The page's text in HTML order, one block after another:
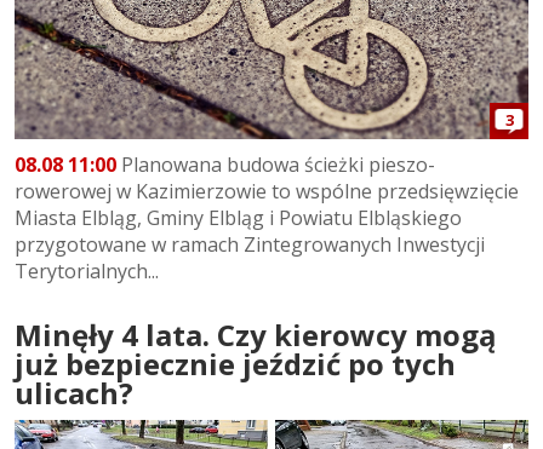
3
08.08 11:00 Planowana budowa ścieżki pieszo-
rowerowej w Kazimierzowie to wspólne przedsięwzięcie
Miasta Elbląg, Gminy Elbląg i Powiatu Elbląskiego
przygotowane w ramach Zintegrowanych Inwestycji
Terytorialnych...
Minęły 4 lata. Czy kierowcy mogą
już bezpiecznie jeździć po tych
ulicach?